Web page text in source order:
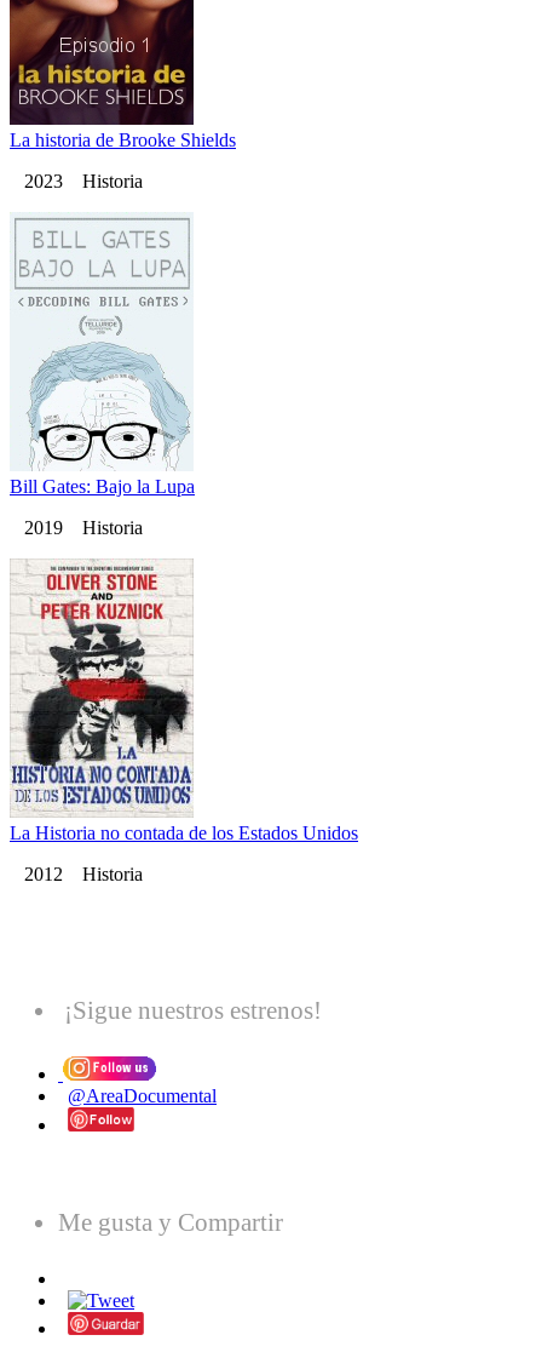
La historia de Brooke Shields
2023 Historia
Bill Gates: Bajo la Lupa
2019 Historia
La Historia no contada de los Estados Unidos
2012 Historia
¡Sigue nuestros estrenos!
@AreaDocumental
Me gusta y Compartir